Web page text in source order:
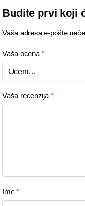
Budite prvi koji
Vaša adresa e-pošte
Vaša ocena *
Vaša recenzija*
Ime *